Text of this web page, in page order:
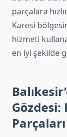
parçalara
Karesi
hizmeti
en iyi şekilde
Gözdesi:
Parçaları